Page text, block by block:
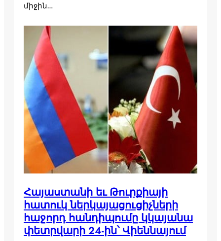
միջին…
Հայաստանի եւ Թուրքիայի
հատուկ ներկայացուցիչների
հաջորդ հանդիպումը կկայանա
փետրվարի 24-ին՝ Վիեննայում